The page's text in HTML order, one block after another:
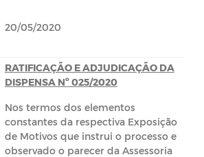
20/05/2020
RATIFICAÇÃO E ADJUDICAÇÃO DA
DISPENSA Nº 025/2020
Nos termos dos elementos
constantes da respectiva Exposição
de Motivos que instrui o processo e
observado o parecer da Assessoria